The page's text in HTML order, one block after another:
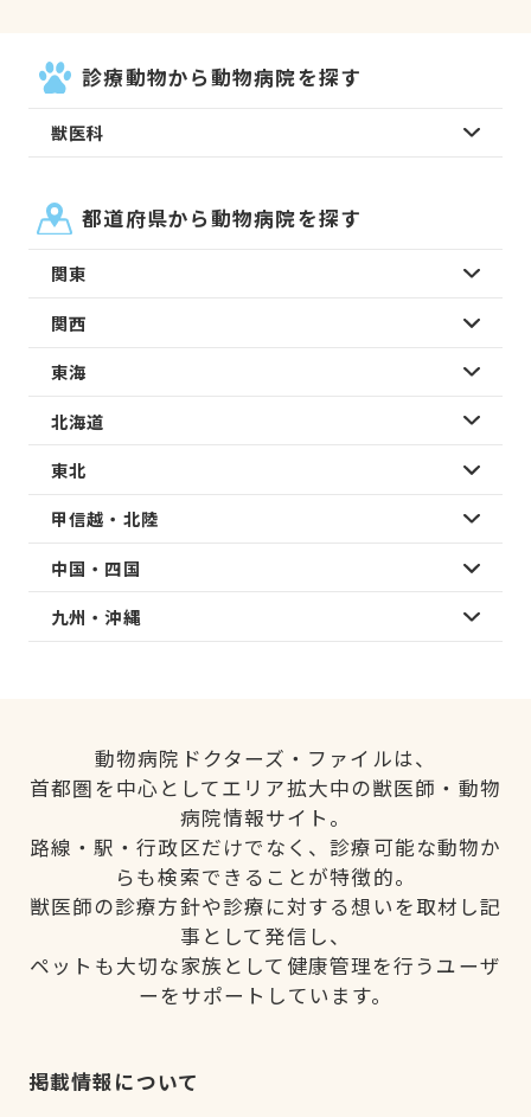
診療動物から動物病院を探す
獣医科
都道府県から動物病院を探す
関東
関西
東海
北海道
東北
甲信越・北陸
中国・四国
九州・沖縄
動物病院ドクターズ・ファイルは、
首都圏を中心としてエリア拡大中の獣医師・動物
病院情報サイト。
路線・駅・行政区だけでなく、診療可能な動物か
らも検索できることが特徴的。
獣医師の診療方針や診療に対する想いを取材し記
事として発信し、
ペットも大切な家族として健康管理を行うユーザ
ーをサポートしています。
掲載情報について